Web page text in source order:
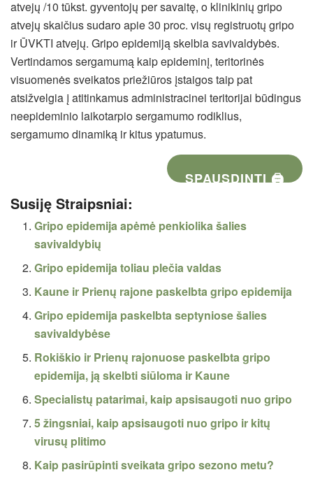
atvejų /10 tūkst. gyventojų per savaitę, o klinikinių gripo
atvejų skaičius sudaro apie 30 proc. visų registruotų gripo
ir ŪVKTI atvejų. Gripo epidemiją skelbia savivaldybės.
Vertindamos sergamumą kaip epideminį, teritorinės
visuomenės sveikatos priežiūros įstaigos taip pat
atsižvelgia į atitinkamus administracinei teritorijai būdingus
neepideminio laikotarpio sergamumo rodiklius,
sergamumo dinamiką ir kitus ypatumus.
SPAUSDINTI 🖨
Susiję Straipsniai:
Gripo epidemija apėmė penkiolika šalies
savivaldybių
Gripo epidemija toliau plečia valdas
Kaune ir Prienų rajone paskelbta gripo epidemija
Gripo epidemija paskelbta septyniose šalies
savivaldybėse
Rokiškio ir Prienų rajonuose paskelbta gripo
epidemija, ją skelbti siūloma ir Kaune
Specialistų patarimai, kaip apsisaugoti nuo gripo
5 žingsniai, kaip apsisaugoti nuo gripo ir kitų
virusų plitimo
Kaip pasirūpinti sveikata gripo sezono metu?